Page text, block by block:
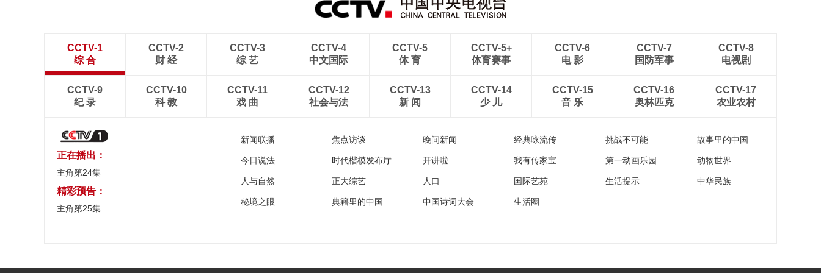
CCTV-1
综 合
CCTV-2
财 经
CCTV-3
综 艺
CCTV-4
中文国际
CCTV-5
体 育
CCTV-5+
体育赛事
CCTV-6
电 影
CCTV-7
国防军事
CCTV-8
电视剧
CCTV-9
纪 录
CCTV-10
科 教
CCTV-11
戏 曲
CCTV-12
社会与法
CCTV-13
新 闻
CCTV-14
少 儿
CCTV-15
音 乐
CCTV-16
奥林匹克
CCTV-17
农业农村
正在播出：
主角第24集
精彩预告：
主角第25集
新闻联播 焦点访谈 晚间新闻 经典咏流传 挑战不可能 故事里的中国
今日说法 时代楷模发布厅 开讲啦 我有传家宝 第一动画乐园 动物世界
人与自然 正大综艺 人口 国际艺苑 生活提示 中华民族
秘境之眼 典籍里的中国 中国诗词大会 生活圈